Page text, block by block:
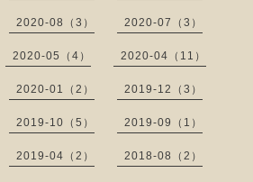
2020-08（3） 2020-07（3）
2020-05（4） 2020-04（11）
2020-01（2） 2019-12（3）
2019-10（5） 2019-09（1）
2019-04（2） 2018-08（2）